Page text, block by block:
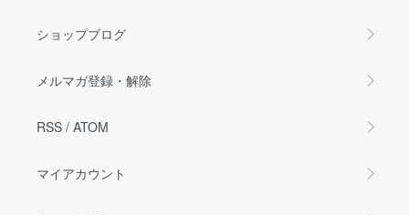
ショップブログ
メルマガ登録・解除
RSS / ATOM
マイアカウント